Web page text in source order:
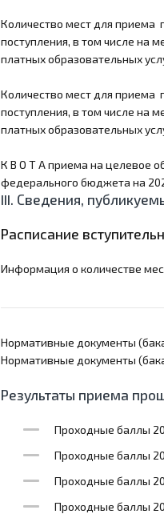
Количество мест для приема
поступления, в том числе на
платных образовательных
Количество мест для приема
поступления, в том числе на
платных образовательных
К В О Т А приема на целевое
федерального бюджета на
III. Сведения,
Расписание
Информация о количестве
Нормативные документы
Нормативные документы
Результаты приема
Проходные баллы
Проходные баллы
Проходные баллы
Проходные баллы